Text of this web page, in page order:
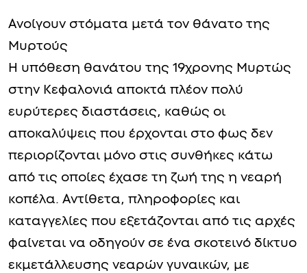
Ανοίγουν στόματα μετά τον θάνατο της
Μυρτούς
Η υπόθεση θανάτου της 19χρονης Μυρτώς
στην Κεφαλονιά αποκτά πλέον πολύ
ευρύτερες διαστάσεις, καθώς οι
αποκαλύψεις που έρχονται στο φως δεν
περιορίζονται μόνο στις συνθήκες κάτω
από τις οποίες έχασε τη ζωή της η νεαρή
κοπέλα. Αντίθετα, πληροφορίες και
καταγγελίες που εξετάζονται από τις αρχές
φαίνεται να οδηγούν σε ένα σκοτεινό δίκτυο
εκμετάλλευσης νεαρών γυναικών, με